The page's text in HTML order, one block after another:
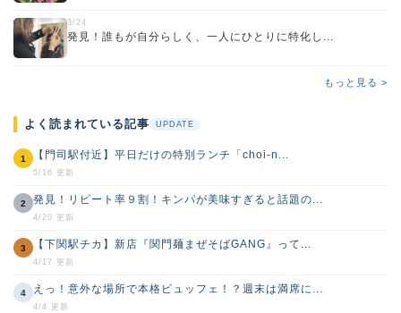
3/24
発見！誰もが自分らしく、一人にひとりに特化し...
もっと見る >
よく読まれている記事 UPDATE
1 【門司駅付近】平日だけの特別ランチ「choi-n...
5/16 更新
2 発見！リピート率９割！キンパが美味すぎると話題の...
4/20 更新
3 【下関駅チカ】新店『関門麺まぜそばGANG』って...
4/17 更新
4 えっ！意外な場所で本格ビュッフェ！？週末は満席に...
4/4 更新